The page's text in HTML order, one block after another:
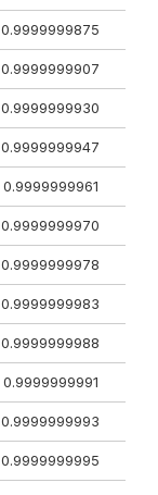
0.9999999875
0.9999999907
0.9999999930
0.9999999947
0.9999999961
0.9999999970
0.9999999978
0.9999999983
0.9999999988
0.9999999991
0.9999999993
0.9999999995